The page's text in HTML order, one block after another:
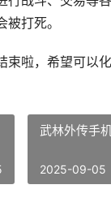
打死。
啦，希望可以
武林外传手
2025-09-05